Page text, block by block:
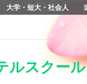
大学・短大・社会人
スクール